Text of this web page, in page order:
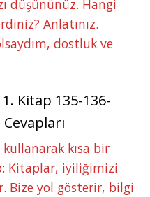
düşününüz. Hangi
Anlatınız.
dostluk ve
1. Kitap 135-136-
kısa bir
Kitaplar, iyiliğimizi
Bize yol gösterir, bilgi